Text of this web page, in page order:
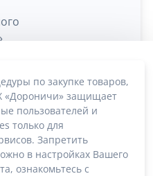
по закупке товаров,
«Дороничи» защищает
пользователей и
только для
Запретить
в настройках Вашего
ознакомьтесь с